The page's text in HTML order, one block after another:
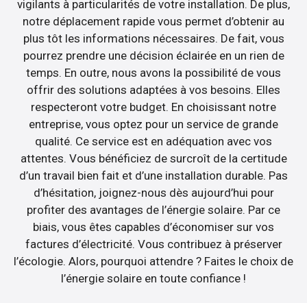
vigilants à particularités de votre installation. De plus,
notre déplacement rapide vous permet d’obtenir au
plus tôt les informations nécessaires. De fait, vous
pourrez prendre une décision éclairée en un rien de
temps. En outre, nous avons la possibilité de vous
offrir des solutions adaptées à vos besoins. Elles
respecteront votre budget. En choisissant notre
entreprise, vous optez pour un service de grande
qualité. Ce service est en adéquation avec vos
attentes. Vous bénéficiez de surcroît de la certitude
d’un travail bien fait et d’une installation durable. Pas
d’hésitation, joignez-nous dès aujourd’hui pour
profiter des avantages de l’énergie solaire. Par ce
biais, vous êtes capables d’économiser sur vos
factures d’électricité. Vous contribuez à préserver
l’écologie. Alors, pourquoi attendre ? Faites le choix de
l’énergie solaire en toute confiance !